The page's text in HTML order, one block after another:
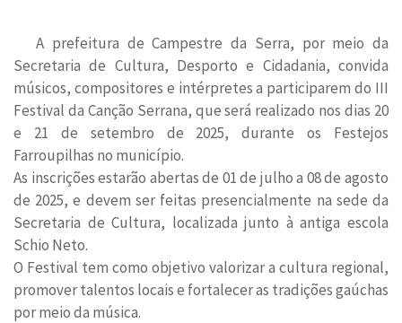
A prefeitura de Campestre da Serra, por meio da
Secretaria de Cultura, Desporto e Cidadania, convida
músicos, compositores e intérpretes a participarem do III
Festival da Canção Serrana, que será realizado nos dias 20
e 21 de setembro de 2025, durante os Festejos
Farroupilhas no município.
As inscrições estarão abertas de 01 de julho a 08 de agosto
de 2025, e devem ser feitas presencialmente na sede da
Secretaria de Cultura, localizada junto à antiga escola
Schio Neto.
O Festival tem como objetivo valorizar a cultura regional,
promover talentos locais e fortalecer as tradições gaúchas
por meio da música.